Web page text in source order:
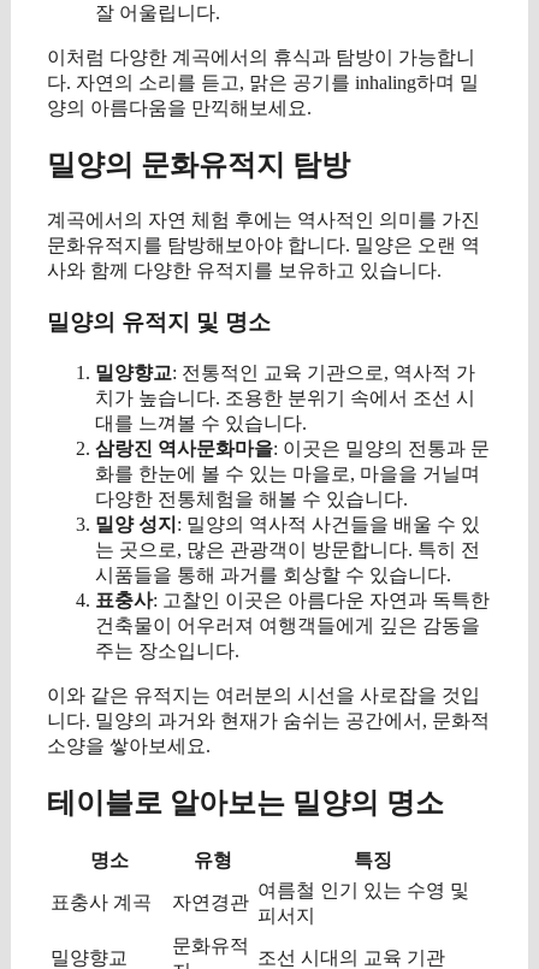
잘 어울립니다.
이처럼 다양한 계곡에서의 휴식과 탐방이 가능합니
다. 자연의 소리를 듣고, 맑은 공기를 inhaling하며 밀
양의 아름다움을 만끽해보세요.
밀양의 문화유적지 탐방
계곡에서의 자연 체험 후에는 역사적인 의미를 가진
문화유적지를 탐방해보아야 합니다. 밀양은 오랜 역
사와 함께 다양한 유적지를 보유하고 있습니다.
밀양의 유적지 및 명소
밀양향교: 전통적인 교육 기관으로, 역사적 가
치가 높습니다. 조용한 분위기 속에서 조선 시
대를 느껴볼 수 있습니다.
삼랑진 역사문화마을: 이곳은 밀양의 전통과 문
화를 한눈에 볼 수 있는 마을로, 마을을 거닐며
다양한 전통체험을 해볼 수 있습니다.
밀양 성지 : 밀양의 역사적 사건들을 배울 수 있
는 곳으로, 많은 관광객이 방문합니다. 특히 전
시품들을 통해 과거를 회상할 수 있습니다.
표충사: 고찰인 이곳은 아름다운 자연과 독특한
건축물이 어우러져 여행객들에게 깊은 감동을
주는 장소입니다.
이와 같은 유적지는 여러분의 시선을 사로잡을 것입
니다. 밀양의 과거와 현재가 숨쉬는 공간에서, 문화적
소양을 쌓아보세요.
테이블로 알아보는 밀양의 명소
명소 유형 특징
표충사 계곡 자연경관
여름철 인기 있는 수영 및
피서지
밀양향교
문화유적
조선 시대의 교육 기관